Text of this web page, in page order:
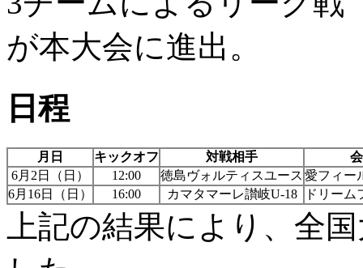
が本大会に進出。
日程
月日 キックオフ 対戦相手
6月2日（日）
12:00 徳島ヴォルティスユース 愛フィー
6月16日（日）
16:00 カマタマーレ讃岐U-18 ドリーム
上記の結果により、全